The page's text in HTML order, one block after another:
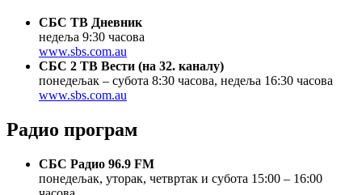
СБС ТВ Дневник
недеља 9:30 часова
www.sbs.com.au
СБС 2 TВ Вести (на 32. каналу)
понедељак – субота 8:30 часова, недеља 16:30 часова
www.sbs.com.au
Радио програм
СБС Радио 96.9 FM
понедељак, уторак, четвртак и субота 15:00 – 16:00